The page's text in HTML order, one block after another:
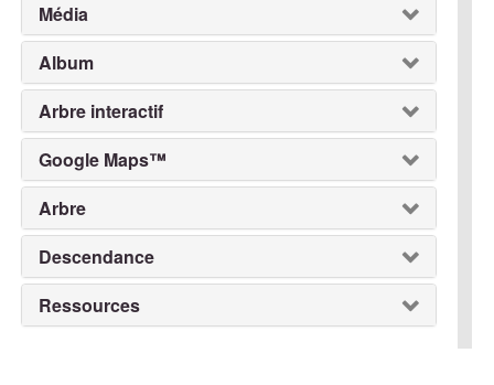
Média
Album
Arbre interactif
Google Maps™
Arbre
Descendance
Ressources